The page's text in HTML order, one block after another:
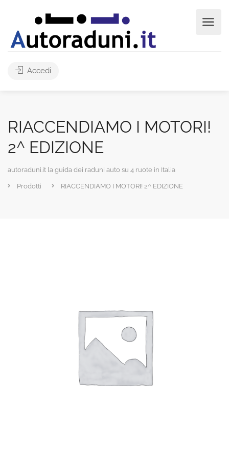
Accedi
RIACCENDIAMO I MOTORI!
2^ EDIZIONE
autoraduni.it la guida dei raduni auto su 4 ruote in Italia
Prodotti RIACCENDIAMO I MOTORI! 2^ EDIZIONE